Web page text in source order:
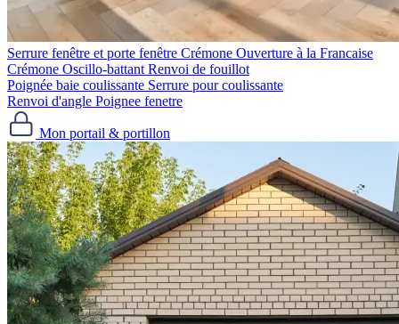
Serrure fenêtre et porte fenêtre Crémone Ouverture à la Francaise
Crémone Oscillo-battant Renvoi de fouillot
Poignée baie coulissante Serrure pour coulissante
Renvoi d'angle Poignee fenetre
Mon portail & portillon